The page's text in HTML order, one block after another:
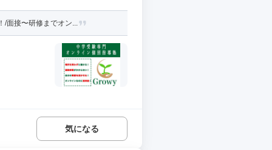
/面接〜研修までオン...
気になる